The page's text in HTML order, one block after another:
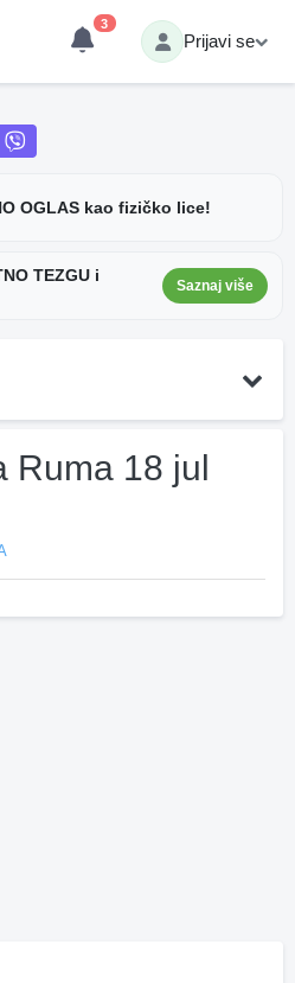
3
Prijavi se
OGLAS kao fizičko lice!
TEZGU i
Saznaj više
Ruma 18 jul